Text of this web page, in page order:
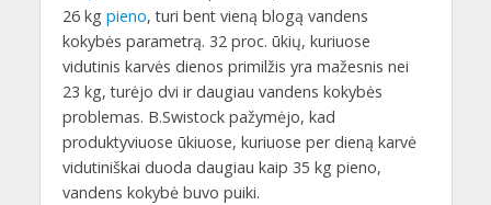
26 kg pieno, turi bent vieną blogą vandens
kokybės parametrą. 32 proc. ūkių, kuriuose
vidutinis karvės dienos primilžis yra mažesnis nei
23 kg, turėjo dvi ir daugiau vandens kokybės
problemas. B.Swistock pažymėjo, kad
produktyviuose ūkiuose, kuriuose per dieną karvė
vidutiniškai duoda daugiau kaip 35 kg pieno,
vandens kokybė buvo puiki.